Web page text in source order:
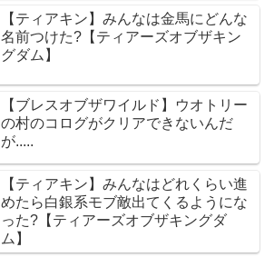
【ティアキン】みんなは金馬にどんな
名前つけた?【ティアーズオブザキン
グダム】
【ブレスオブザワイルド】ウオトリー
の村のコログがクリアできないんだ
が.....
【ティアキン】みんなはどれくらい進
めたら白銀系モブ敵出てくるようにな
った?【ティアーズオブザキングダ
ム】